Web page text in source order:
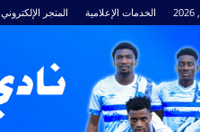
الخدمات الإعلامية المتجر الإلكتروني